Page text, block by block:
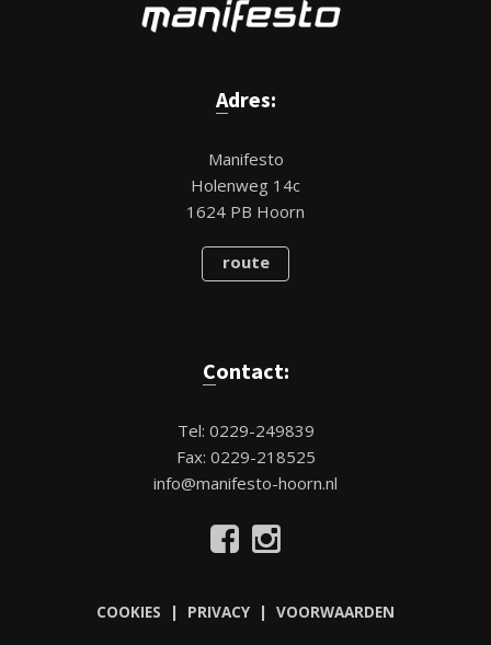
Adres:
Manifesto
Holenweg 14c
1624 PB Hoorn
route
Contact:
Tel: 0229-249839
Fax: 0229-218525
info@manifesto-hoorn.nl
COOKIES | PRIVACY | VOORWAARDEN